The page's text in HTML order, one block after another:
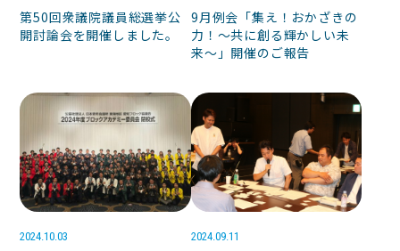
第50回衆議院議員総選挙公
開討論会を開催しました。
9月例会「集え！おかざきの
力！～共に創る輝かしい未
来～」開催のご報告
2024.10.03 2024.09.11